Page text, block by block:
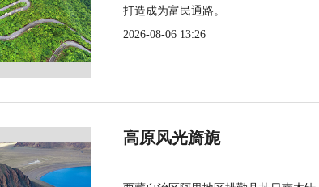
打造成为富民通路。
2026-08-06 13:26
高原风光旖旎